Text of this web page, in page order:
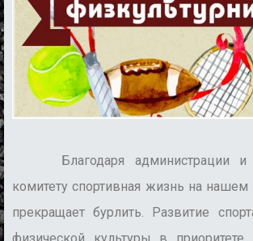
Благодаря администрации и
комитету спортивная жизнь на нашем
прекращает бурлить. Развитие